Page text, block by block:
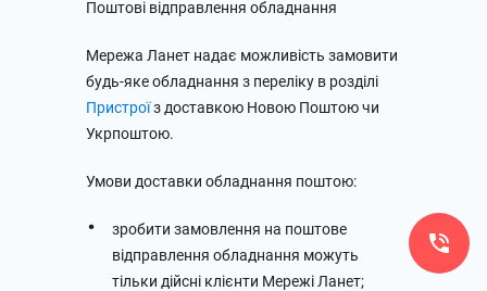
Поштові відправлення обладнання
Мережа Ланет надає можливість замовити
будь-яке обладнання з переліку в розділі
Пристроїз доставкою Новою Поштою чи
Укрпоштою.
Умови доставки обладнання поштою:
зробити замовлення на поштове
відправлення обладнання можуть
тільки дійсні клієнти Мережі Ланет;